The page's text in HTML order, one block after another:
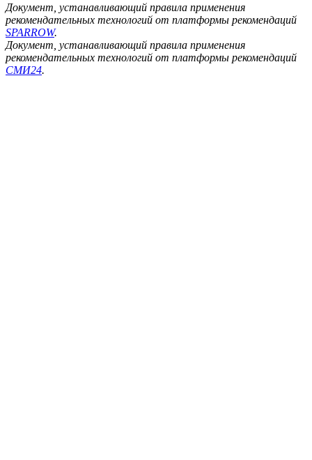
Документ, устанавливающий правила применения
рекомендательных технологий от платформы рекомендаций
SPARROW.
Документ, устанавливающий правила применения
рекомендательных технологий от платформы рекомендаций
СМИ24.